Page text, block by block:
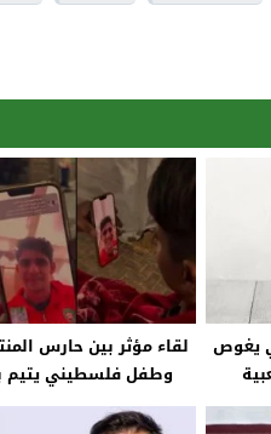
يغوص
لقاء مؤثر بين حارس
وطفل فلسطيني يتيم
للقائه